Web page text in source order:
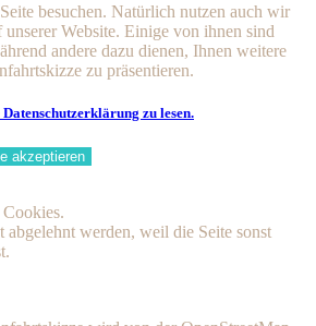
besuchen. Natürlich nutzen auch wir
Website. Einige von ihnen sind
andere dazu dienen, Ihnen weitere
zu präsentieren.
zu lesen.
akzeptieren
werden, weil die Seite sonst